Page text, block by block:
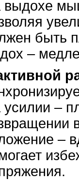
выдохе
быть
–
усилии –
–